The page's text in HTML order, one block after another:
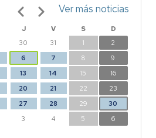
J V S
D
30 31 1
2
6 7 8
9
13 14 15
16
20 21 22
23
27 28 29
30
3 4 5 6
Paginación Ver más noticias